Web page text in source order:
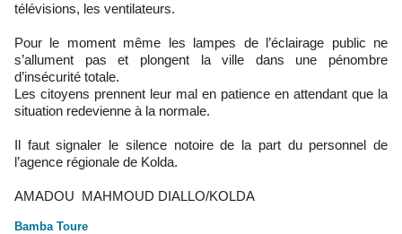
télévisions, les ventilateurs.
Pour le moment même les lampes de l’éclairage public ne
s’allument pas et plongent la ville dans une pénombre
d’insécurité totale.
Les citoyens prennent leur mal en patience en attendant que la
situation redevienne à la normale.
Il faut signaler le silence notoire de la part du personnel de
l’agence régionale de Kolda.
AMADOU MAHMOUD DIALLO/KOLDA
Bamba Toure